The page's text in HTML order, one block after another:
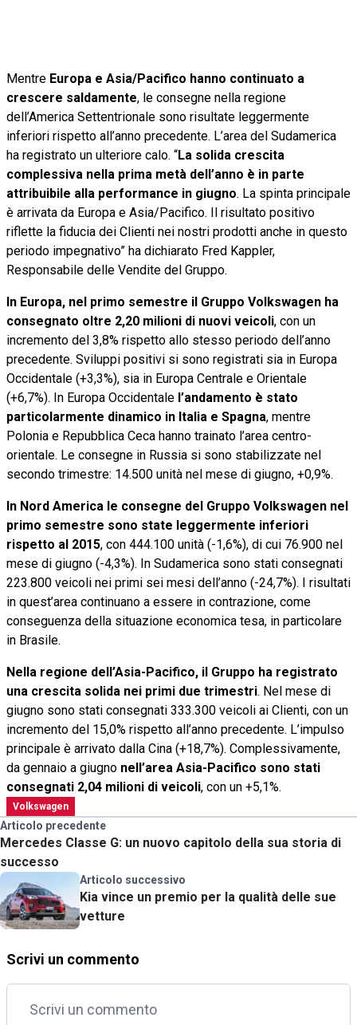
Mentre Europa e Asia/Pacifico hanno continuato a
crescere saldamente, le consegne nella regione
dell’America Settentrionale sono risultate leggermente
inferiori rispetto all’anno precedente. L’area del Sudamerica
ha registrato un ulteriore calo. “La solida crescita
complessiva nella prima metà dell’anno è in parte
attribuibile alla performance in giugno. La spinta principale
è arrivata da Europa e Asia/Pacifico. Il risultato positivo
riflette la fiducia dei Clienti nei nostri prodotti anche in questo
periodo impegnativo” ha dichiarato Fred Kappler,
Responsabile delle Vendite del Gruppo.
In Europa, nel primo semestre il Gruppo Volkswagen ha
consegnato oltre 2,20 milioni di nuovi veicoli, con un
incremento del 3,8% rispetto allo stesso periodo dell’anno
precedente. Sviluppi positivi si sono registrati sia in Europa
Occidentale (+3,3%), sia in Europa Centrale e Orientale
(+6,7%). In Europa Occidentale l’andamento è stato
particolarmente dinamico in Italia e Spagna, mentre
Polonia e Repubblica Ceca hanno trainato l’area centro-
orientale. Le consegne in Russia si sono stabilizzate nel
secondo trimestre: 14.500 unità nel mese di giugno, +0,9%.
In Nord America le consegne del Gruppo Volkswagen nel
primo semestre sono state leggermente inferiori
rispetto al 2015, con 444.100 unità (-1,6%), di cui 76.900 nel
mese di giugno (-4,3%). In Sudamerica sono stati consegnati
223.800 veicoli nei primi sei mesi dell’anno (-24,7%). I risultati
in quest’area continuano a essere in contrazione, come
conseguenza della situazione economica tesa, in particolare
in Brasile.
Nella regione dell’Asia-Pacifico, il Gruppo ha registrato
una crescita solida nei primi due trimestri. Nel mese di
giugno sono stati consegnati 333.300 veicoli ai Clienti, con un
incremento del 15,0% rispetto all’anno precedente. L’impulso
principale è arrivato dalla Cina (+18,7%). Complessivamente,
da gennaio a giugno nell’area Asia-Pacifico sono stati
consegnati 2,04 milioni di veicoli, con un +5,1%.
Volkswagen
Articolo precedente
Mercedes Classe G: un nuovo capitolo della sua storia di
successo
Articolo successivo
Kia vince un premio per la qualità delle sue
vetture
Scrivi un commento